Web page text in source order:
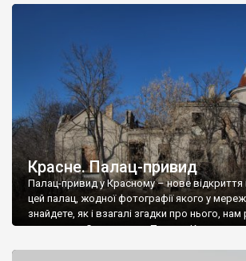
Красне. Палац-привид
Палац-привид у Красному – нове відкриття
цей палац, жодної фотографії якого у
знайдете, як і взагалі згадки про нього, нам
мешканець Самгородка. Палац у Красному